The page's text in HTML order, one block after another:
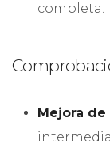
completa.
Mejora